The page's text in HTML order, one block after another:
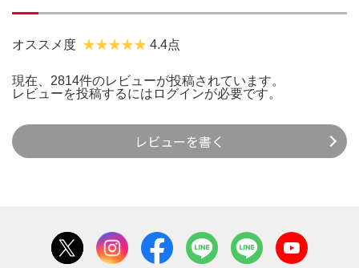
オススメ度 4.4点
現在、2814件のレビューが投稿されています。
レビューを投稿するには ログインが必要です。
レビューを書く